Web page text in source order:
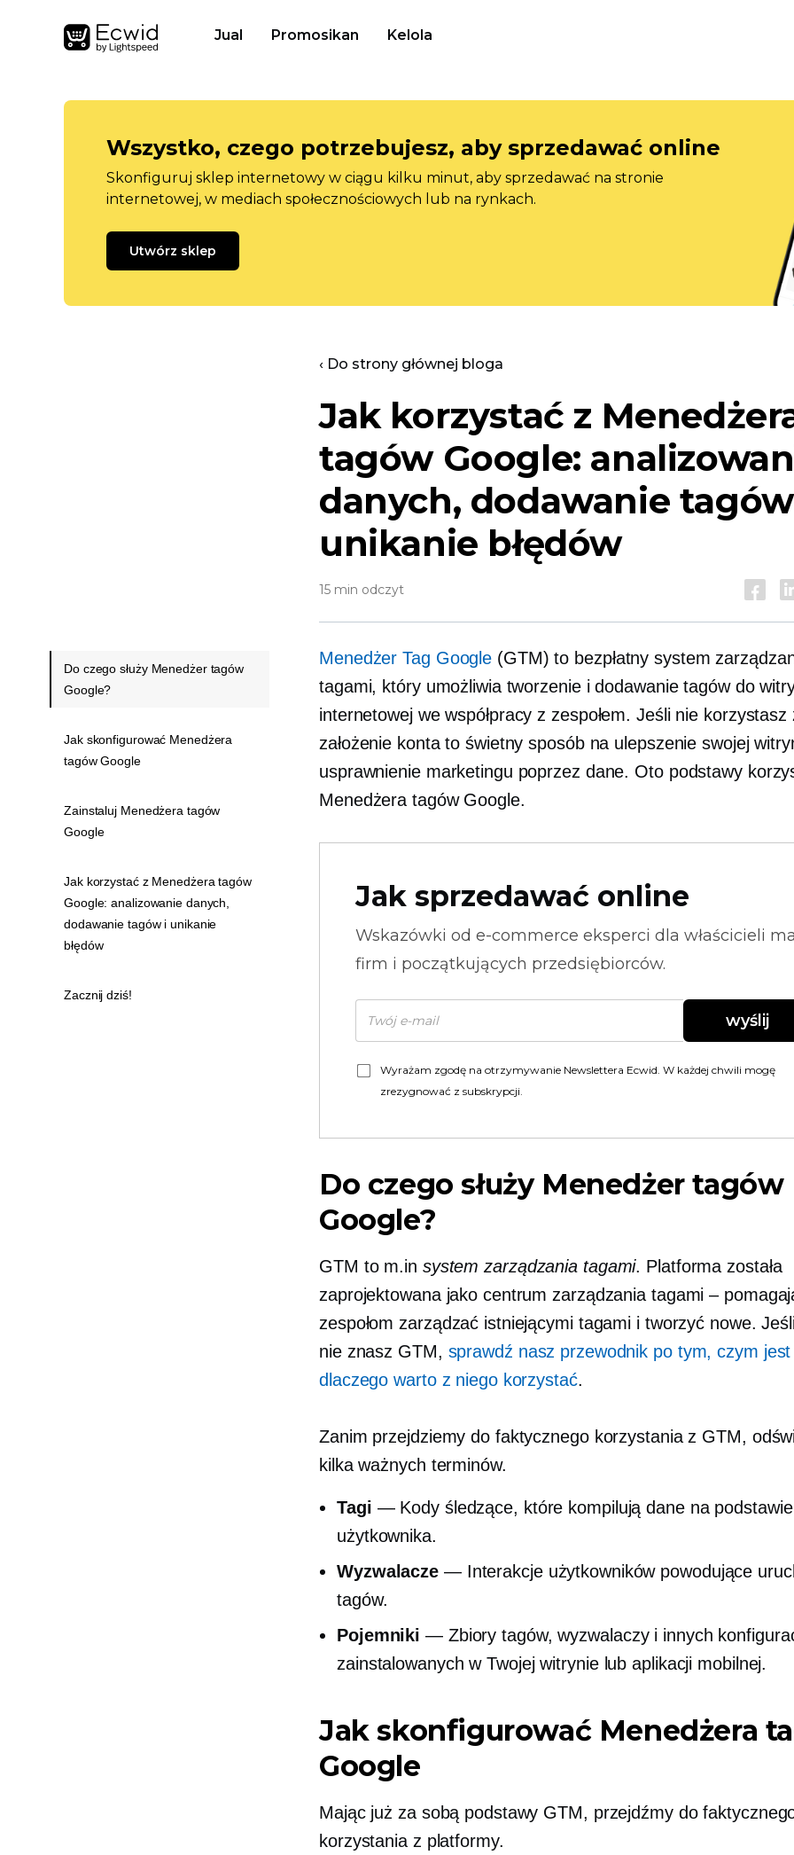
Jual Promosikan Kelola
Wszystko, czego potrzebujesz, aby sprzedawać online
Skonfiguruj sklep internetowy w ciągu kilku minut, aby sprzedawać na stronie
internetowej, w mediach społecznościowych lub na rynkach.
Utwórz sklep
‹ Do strony głównej bloga
Jak korzystać z
tagów Google:
danych, dodawanie
unikanie błędów
15 min odczyt
Menedżer Tag Google (GTM) to bezpłatny system
tagami, który umożliwia tworzenie i dodawanie tagów do
internetowej we współpracy z zespołem. Jeśli nie korzystasz
założenie konta to świetny sposób na ulepszenie swojej
usprawnienie marketingu poprzez dane. Oto podstawy
Menedżera tagów Google.
Jak sprzedawać online
Wskazówki od e-commerce eksperci dla właścicieli
firm i początkujących przedsiębiorców.
wyślij
Wyrażam zgodę na otrzymywanie Newslettera Ecwid. W każdej chwili mogę
zrezygnować z subskrypcji.
Do czego służy Menedżer tagów
Google?
GTM to m.in system zarządzania tagami. Platforma została
zaprojektowana jako centrum zarządzania tagami –
zespołom zarządzać istniejącymi tagami i tworzyć nowe.
nie znasz GTM, sprawdź nasz przewodnik po tym, czym
dlaczego warto z niego korzystać.
Zanim przejdziemy do faktycznego korzystania z GTM,
kilka ważnych terminów.
Tagi — Kody śledzące, które kompilują dane na
użytkownika.
Wyzwalacze — Interakcje użytkowników powodujące
tagów.
Pojemniki — Zbiory tagów, wyzwalaczy i innych
zainstalowanych w Twojej witrynie lub aplikacji mobilnej.
Jak skonfigurować Menedżera
Google
Mając już za sobą podstawy GTM, przejdźmy do
korzystania z platformy.
Do czego służy Menedżer tagów
Google?
Jak skonfigurować Menedżera
tagów Google
Zainstaluj Menedżera tagów
Google
Jak korzystać z Menedżera tagów
Google: analizowanie danych,
dodawanie tagów i unikanie
błędów
Zacznij dziś!